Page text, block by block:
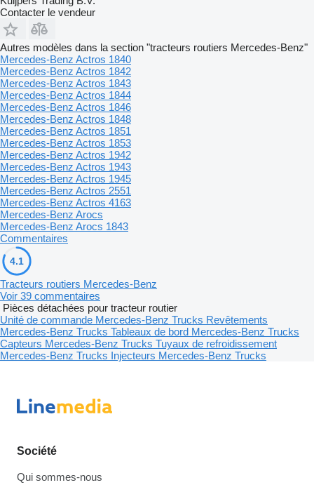
Contacter le vendeur
Autres modèles dans la section "tracteurs routiers Mercedes-Benz"
Mercedes-Benz Actros 1840
Mercedes-Benz Actros 1842
Mercedes-Benz Actros 1843
Mercedes-Benz Actros 1844
Mercedes-Benz Actros 1846
Mercedes-Benz Actros 1848
Mercedes-Benz Actros 1851
Mercedes-Benz Actros 1853
Mercedes-Benz Actros 1942
Mercedes-Benz Actros 1943
Mercedes-Benz Actros 1945
Mercedes-Benz Actros 2551
Mercedes-Benz Actros 4163
Mercedes-Benz Arocs
Mercedes-Benz Arocs 1843
Commentaires
4.1
Tracteurs routiers Mercedes-Benz
Voir 39 commentaires
Pièces détachées pour tracteur routier
Unité de commande Mercedes-Benz Trucks Revêtements
Mercedes-Benz Trucks Tableaux de bord Mercedes-Benz Trucks
Capteurs Mercedes-Benz Trucks Tuyaux de refroidissement
Mercedes-Benz Trucks Injecteurs Mercedes-Benz Trucks
Société
Qui sommes-nous